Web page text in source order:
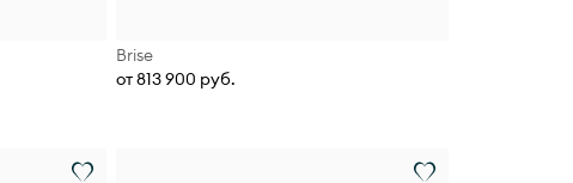
Brise
от 813 900 руб.